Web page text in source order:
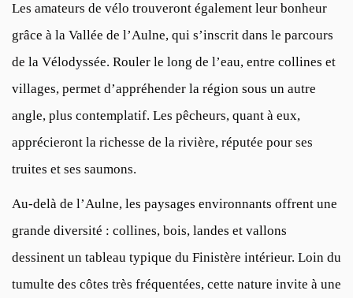
Les amateurs de vélo trouveront également leur bonheur
grâce à la Vallée de l’Aulne, qui s’inscrit dans le parcours
de la Vélodyssée. Rouler le long de l’eau, entre collines et
villages, permet d’appréhender la région sous un autre
angle, plus contemplatif. Les pêcheurs, quant à eux,
apprécieront la richesse de la rivière, réputée pour ses
truites et ses saumons.
Au-delà de l’Aulne, les paysages environnants offrent une
grande diversité : collines, bois, landes et vallons
dessinent un tableau typique du Finistère intérieur. Loin du
tumulte des côtes très fréquentées, cette nature invite à une